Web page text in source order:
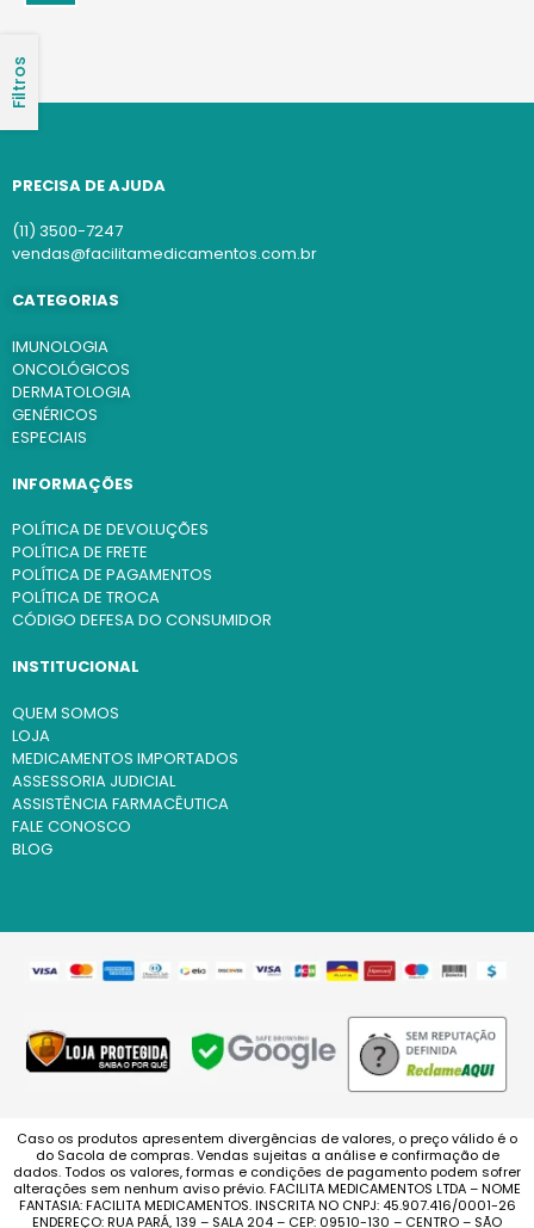
Filtros
PRECISA DE AJUDA
(11) 3500-7247
vendas@facilitamedicamentos.com.br
CATEGORIAS
IMUNOLOGIA
ONCOLÓGICOS
DERMATOLOGIA
GENÉRICOS
ESPECIAIS
INFORMAÇÕES
POLÍTICA DE DEVOLUÇÕES
POLÍTICA DE FRETE
POLÍTICA DE PAGAMENTOS
POLÍTICA DE TROCA
CÓDIGO DEFESA DO CONSUMIDOR
INSTITUCIONAL
QUEM SOMOS
LOJA
MEDICAMENTOS IMPORTADOS
ASSESSORIA JUDICIAL
ASSISTÊNCIA FARMACÊUTICA
FALE CONOSCO
BLOG
Caso os produtos apresentem divergências de valores, o preço válido é o
do Sacola de compras. Vendas sujeitas a análise e confirmação de
dados. Todos os valores, formas e condições de pagamento podem sofrer
alterações sem nenhum aviso prévio. FACILITA MEDICAMENTOS LTDA – NOME
FANTASIA: FACILITA MEDICAMENTOS. INSCRITA NO CNPJ: 45.907.416/0001-26
ENDEREÇO: RUA PARÁ, 139 – SALA 204 – CEP: 09510-130 – CENTRO – SÃO